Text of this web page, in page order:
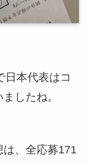
日本代表はコ
したね。
、全応募171